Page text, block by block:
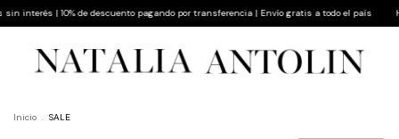
pagando por transferencia | Envío gratis a todo el país Hasta 9 cuotas sin
Inicio . SALE